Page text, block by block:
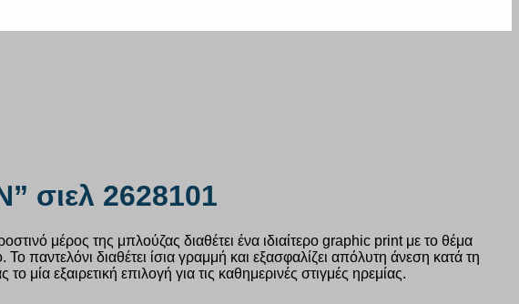
σιελ 2628101
μέρος της μπλούζας διαθέτει ένα ιδιαίτερο graphic print με το θέμα
διαθέτει ίσια γραμμή και εξασφαλίζει απόλυτη άνεση κατά τη
εξαιρετική επιλογή για τις καθημερινές στιγμές ηρεμίας.